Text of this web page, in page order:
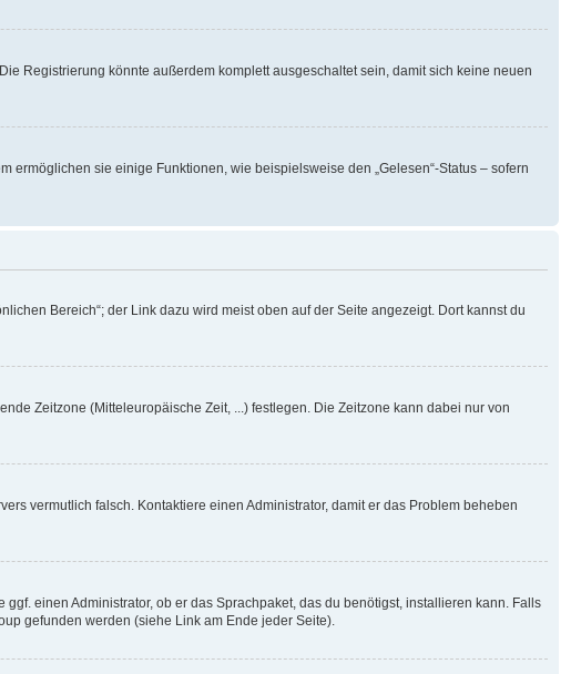
Registrierung könnte außerdem komplett ausgeschaltet sein, damit sich keine neuen
ermöglichen sie einige Funktionen, wie beispielsweise den „Gelesen“-Status – sofern
Bereich“; der Link dazu wird meist oben auf der Seite angezeigt. Dort kannst du
Zeitzone (Mitteleuropäische Zeit, ...) festlegen. Die Zeitzone kann dabei nur von
vermutlich falsch. Kontaktiere einen Administrator, damit er das Problem beheben
einen Administrator, ob er das Sprachpaket, das du benötigst, installieren kann. Falls
gefunden werden (siehe Link am Ende jeder Seite).